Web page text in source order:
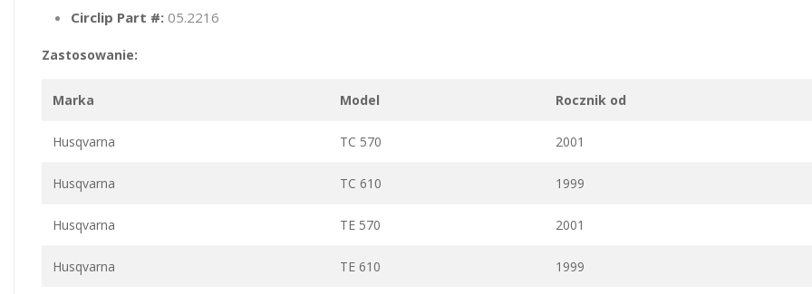
Circlip Part #: 05.2216
Zastosowanie:
Marka Model Rocznik od
Husqvarna TC 570 2001
Husqvarna TC 610 1999
Husqvarna TE 570 2001
Husqvarna TE 610 1999